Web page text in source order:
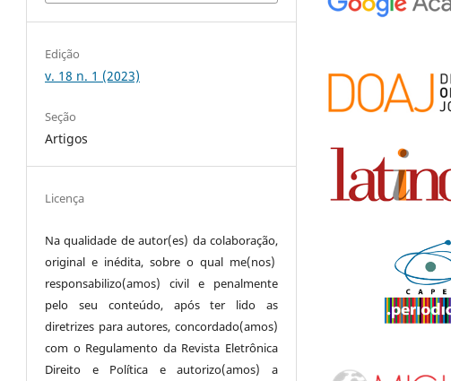
Edição
v. 18 n. 1 (2023)
Seção
Artigos
Licença
Na qualidade de autor(es) da colaboração,
original e inédita, sobre o qual me(nos)
responsabilizo(amos) civil e penalmente
pelo seu conteúdo, após ter lido as
diretrizes para autores, concordado(amos)
com o Regulamento da Revista Eletrônica
Direito e Política e autorizo(amos) a